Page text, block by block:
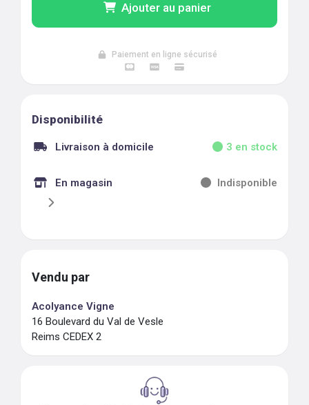
Ajouter au panier
Paiement en ligne sécurisé
Disponibilité
Livraison à domicile 3 en stock
En magasin Indisponible
Vendu par
Acolyance Vigne
16 Boulevard du Val de Vesle
Reims CEDEX 2